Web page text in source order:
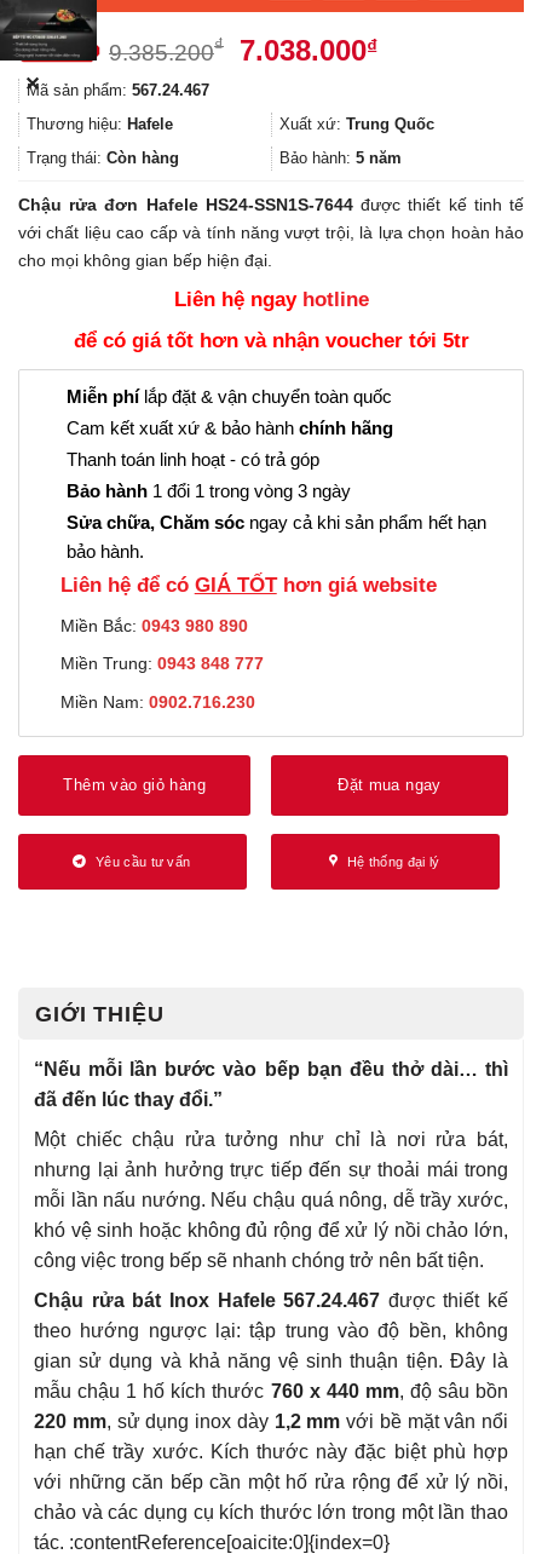
9.385.200₫
Giá
9.385.200₫.
7.038.000₫Giá
là:
7.038.000₫.
Mã sản phẩm: 567.24.467
Thương hiệu: Hafele Xuất xứ: Trung Quốc
Trạng thái: Còn hàng Bảo hành: 5 năm
Chậu rửa đơn Hafele HS24-SSN1S-7644được thiết kế tinh tế
với chất liệu cao cấp và tính năng vượt trội, là lựa chọn hoàn hảo
cho mọi không gian bếp hiện đại.
Liên hệ ngay hotline
để có giá tốt hơn và nhận voucher tới 5tr
Miễn phílắp đặt & vận chuyển toàn quốc
Cam kết xuất xứ & bảo hành chính hãng
Thanh toán linh hoạt - có trả góp
Bảo hành 1 đổi 1 trong vòng 3 ngày
Sửa chữa, Chăm sóc ngay cả khi sản phẩm hết hạn
bảo hành.
Liên hệ để có GIÁ TỐThơn giá website
Miền Bắc: 0943 980 890
Miền Trung: 0943 848 777
Miền Nam: 0902.716.230
Thêm vào giỏ hàng Đặt mua ngay
Yêu cầu tư vấn Hệ thống đại lý
GIỚI THIỆU
“Nếu mỗi lần bước vào bếp bạn đều thở dài… thì
đã đến lúc thay đổi.”
Một chiếc chậu rửa tưởng như chỉ là nơi rửa bát,
nhưng lại ảnh hưởng trực tiếp đến sự thoải mái trong
mỗi lần nấu nướng. Nếu chậu quá nông, dễ trầy xước,
khó vệ sinh hoặc không đủ rộng để xử lý nồi chảo lớn,
công việc trong bếp sẽ nhanh chóng trở nên bất tiện.
Chậu rửa bát Inox Hafele 567.24.467 được thiết kế
theo hướng ngược lại: tập trung vào độ bền, không
gian sử dụng và khả năng vệ sinh thuận tiện. Đây là
mẫu chậu 1 hố kích thước 760 x 440 mm, độ sâu bồn
220 mm, sử dụng inox dày 1,2 mm với bề mặt vân nổi
hạn chế trầy xước. Kích thước này đặc biệt phù hợp
với những căn bếp cần một hố rửa rộng để xử lý nồi,
chảo và các dụng cụ kích thước lớn trong một lần thao
tác. :contentReference[oaicite:0]{index=0}
✕